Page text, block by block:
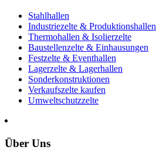
Stahlhallen
Industriezelte & Produktionshallen
Thermohallen & Isolierzelte
Baustellenzelte & Einhausungen
Festzelte & Eventhallen
Lagerzelte & Lagerhallen
Sonderkonstruktionen
Verkaufszelte kaufen
Umweltschutzzelte
Über Uns